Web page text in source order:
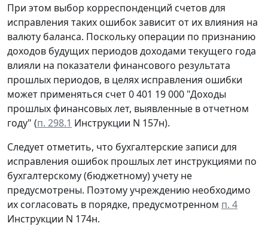
При этом выбор корреспонденций счетов для
исправления таких ошибок зависит от их влияния на
валюту баланса. Поскольку операции по признанию
доходов будущих периодов доходами текущего года
влияли на показатели финансового результата
прошлых периодов, в целях исправления ошибки
может применяться счет 0 401 19 000 "Доходы
прошлых финансовых лет, выявленные в отчетном
году" (п. 298.1 Инструкции N 157н).
Следует отметить, что бухгалтерские записи для
исправления ошибок прошлых лет инструкциями по
бухгалтерскому (бюджетному) учету не
предусмотрены. Поэтому учреждению необходимо
их согласовать в порядке, предусмотренном п. 4
Инструкции N 174н.